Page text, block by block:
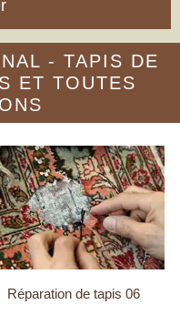
- TAPIS DE
ET TOUTES
Réparation de tapis 06